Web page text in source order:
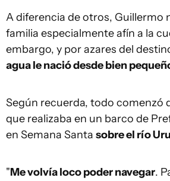
A diferencia de otros, Guillermo
familia especialmente afín a la
embargo, y por azares del
agua le nació desde bien
Según recuerda, todo comenzó
que realizaba en un barco de
en Semana Santa sobre el río
"Me volvía loco poder navegar.